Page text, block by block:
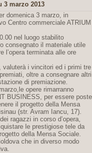
3 marzo 2013
domenica 3 marzo, in
Centro commerciale ATRIUM
nel luogo stabilito
consegnato il materiale utile
l’opera terminata alle ore
valuterà i vincitori ed i primi tre
oltre a consegnare altri
di premiazione.
opere rimarranno
BUSINESS, per essere poste
il progetto della Mensa
(str. Avram Iancu, 17).
ragazzi in corso d’opera,
le prestigiose tele da
della Mensa Sociale.
che in diverso modo